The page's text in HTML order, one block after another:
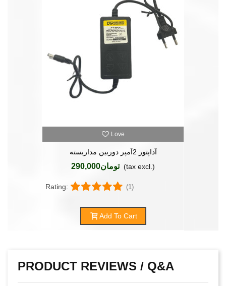
Love
آداپتور 2آمپر دوربین مداربسته
تومان290,000 (tax excl.)
Rating: (1)
Add To Cart
PRODUCT REVIEWS / Q&A